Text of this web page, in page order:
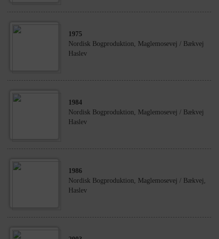
1975
Nordisk Bogproduktion, Maglemosevej / Bækvej
Haslev
1984
Nordisk Bogproduktion, Maglemosevej / Bækvej
Haslev
1986
Nordisk Bogproduktion, Maglemosevej / Bækvej,
Haslev